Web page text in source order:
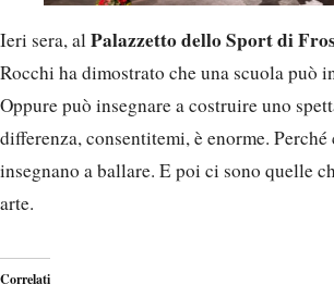
Ieri sera, alPalazzetto dello Sport di
Rocchi ha dimostrato che una scuola può
Oppure può insegnare a costruire uno
differenza, consentitemi, è enorme.
insegnano a ballare. E poi ci sono quelle
arte.
Correlati